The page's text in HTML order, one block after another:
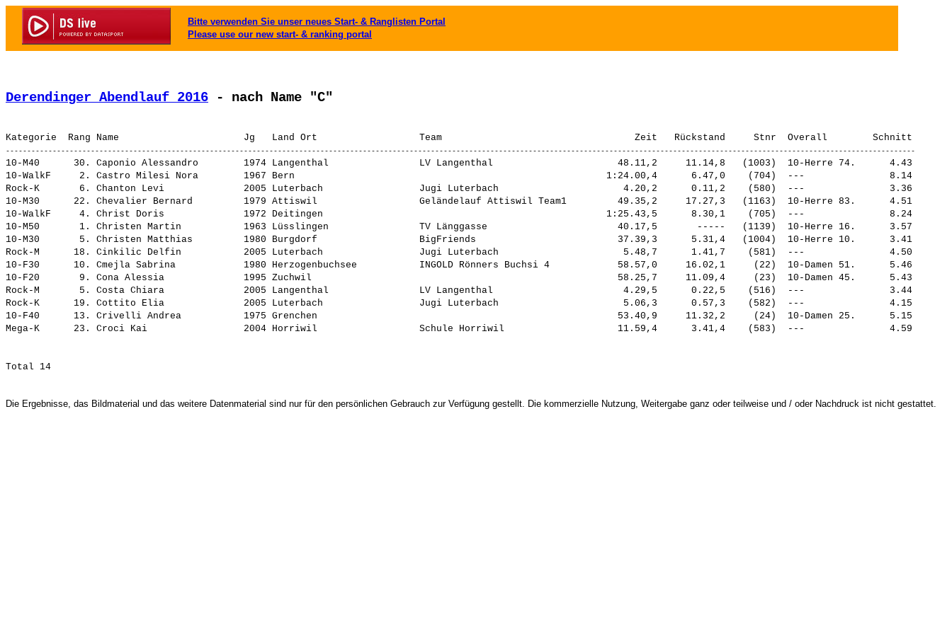
Bitte verwenden Sie unser neues Start- & Ranglisten Portal
Please use our new start- & ranking portal
Derendinger Abendlauf 2016 - nach Name "C"
10-M40      30. Caponio Alessandro
1974 Langenthal                LV Langenthal                      48.11,2     11.14,8   (1003)  10-Herre 74.      4.43
10-WalkF     2. Castro Milesi Nora
1967 Bern                                                       1:24.00,4      6.47,0    (704)  ---               8.14
Rock-K       6. Chanton Levi
2005 Luterbach                 Jugi Luterbach                      4.20,2      0.11,2    (580)  ---               3.36
10-M30      22. Chevalier Bernard
1979 Attiswil                  Geländelauf Attiswil Team1         49.35,2     17.27,3   (1163)  10-Herre 83.      4.51
10-WalkF     4. Christ Doris
1972 Deitingen                                                  1:25.43,5      8.30,1    (705)  ---               8.24
10-M50       1. Christen Martin
1963 Lüsslingen                TV Länggasse                       40.17,5       -----   (1139)  10-Herre 16.      3.57
10-M30       5. Christen Matthias
1980 Burgdorf                  BigFriends                         37.39,3      5.31,4   (1004)  10-Herre 10.      3.41
Rock-M      18. Cinkilic Delfin
2005 Luterbach                 Jugi Luterbach                      5.48,7      1.41,7    (581)  ---               4.50
10-F30      10. Cmejla Sabrina
1980 Herzogenbuchsee           INGOLD Rönners Buchsi 4            58.57,0     16.02,1     (22)  10-Damen 51.      5.46
10-F20       9. Cona Alessia
1995 Zuchwil                                                      58.25,7     11.09,4     (23)  10-Damen 45.      5.43
Rock-M       5. Costa Chiara
2005 Langenthal                LV Langenthal                       4.29,5      0.22,5    (516)  ---               3.44
Rock-K      19. Cottito Elia
2005 Luterbach                 Jugi Luterbach                      5.06,3      0.57,3    (582)  ---               4.15
10-F40      13. Crivelli Andrea
1975 Grenchen                                                     53.40,9     11.32,2     (24)  10-Damen 25.      5.15
Mega-K      23. Croci Kai
Die Ergebnisse, das Bildmaterial und das weitere Datenmaterial sind nur für den persönlichen Gebrauch zur Verfügung gestellt. Die kommerzielle Nutzung, Weitergabe ganz oder teilweise und / oder Nachdruck ist nicht gestattet.